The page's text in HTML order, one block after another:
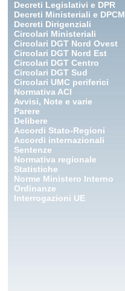
Decreti Legislativi e DPR
Decreti Ministeriali e DPCM
Decreti Dirigenziali
Circolari Ministeriali
Circolari DGT Nord Ovest
Circolari DGT Nord Est
Circolari DGT Centro
Circolari DGT Sud
Circolari UMC periferici
Normativa ACI
Avvisi, Note e varie
Parere
Delibere
Accordi Stato-Regioni
Accordi internazionali
Sentenze
Normativa regionale
Statistiche
Norme Ministero Interno
Ordinanze
Interrogazioni UE